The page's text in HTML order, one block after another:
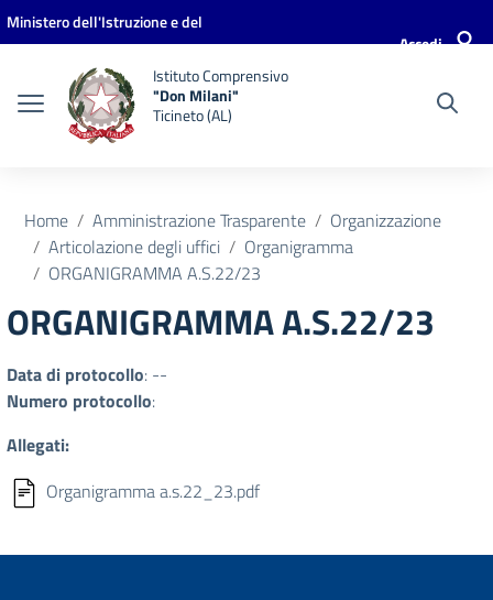
Vai ai contenuti
Vai al menu di navigazione
Vai al footer
Ministero dell'Istruzione e del
Accedi
Istituto Comprensivo
"Don Milani"
Ticineto (AL)
Home Amministrazione Trasparente
Organizzazione
Articolazione degli uffici
Organigramma
ORGANIGRAMMA A.S.22/23
ORGANIGRAMMA A.S.22/23
Data di protocollo: --
Numero protocollo:
Allegati:
Organigramma a.s.22_23.pdf